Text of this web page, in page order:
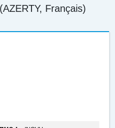
Français)